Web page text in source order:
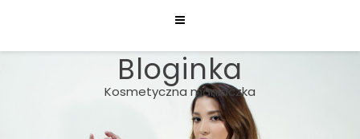
content
Bloginka
Kosmetyczna maniaczka